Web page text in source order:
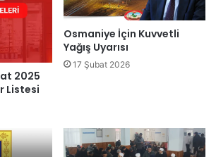
2025
Listesi
Osmaniye İçin Kuvvetli
Yağış Uyarısı
17 Şubat 2026